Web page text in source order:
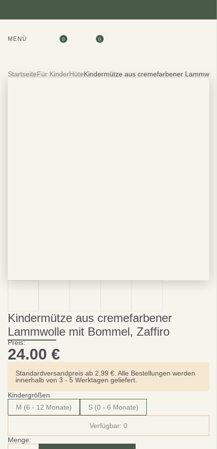
MENÜ 0 0
StartseiteFür KinderHüteKindermütze aus cremefarbener
Kindermütze aus cremefarbener
Lammwolle mit Bommel, Zaffiro
Preis:
24.00 €
Standardversandpreis ab 2,99 €. Alle Bestellungen werden
innerhalb von 3 - 5 Werktagen geliefert.
Kindergrößen
M (6 - 12 Monate)
S (0 - 6 Monate)
Verfügbar: 0
Menge: